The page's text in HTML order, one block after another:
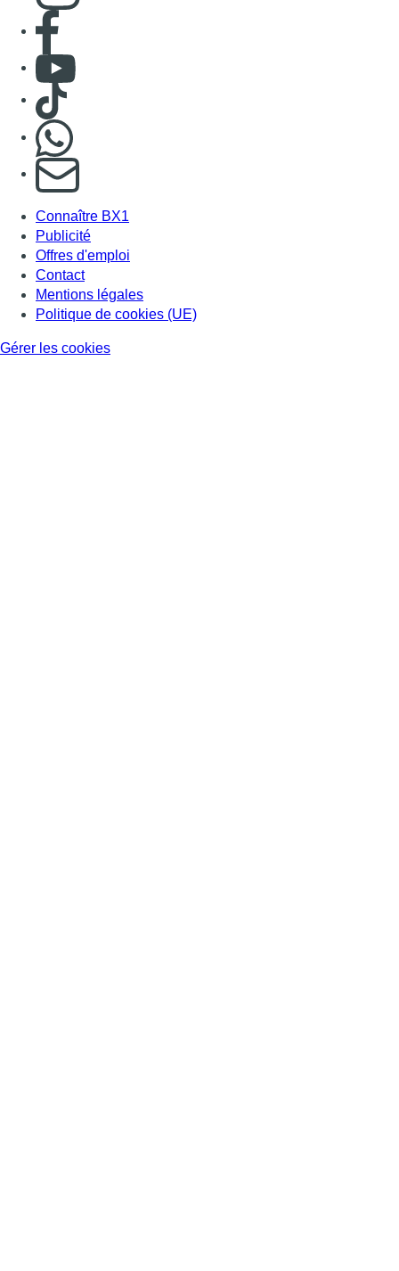
Consulter page Facebook
Consulter Youtube
Consulter TikTok
S'abonner à notre newsletter
Connaître BX1
Publicité
Offres d'emploi
Contact
Mentions légales
Politique de cookies (UE)
Gérer les cookies